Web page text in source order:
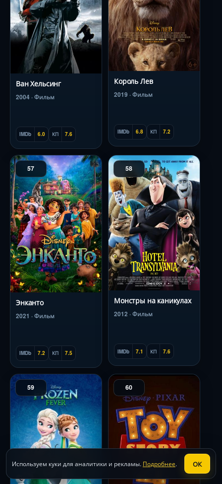
Ван Хельсинг
2004 · Фильм
IMDb 6.0 КП 7.6
Король Лев
2019 · Фильм
IMDb 6.8 КП 7.2
57
Энканто
2021 · Фильм
IMDb 7.2 КП 7.5
58
Монстры на каникулах
2012 · Фильм
IMDb 7.1 КП 7.6
59 60
Используем куки для аналитики и рекламы. Подробнее. ОК